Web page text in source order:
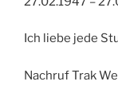
Ich liebe jede
Nachruf Trak